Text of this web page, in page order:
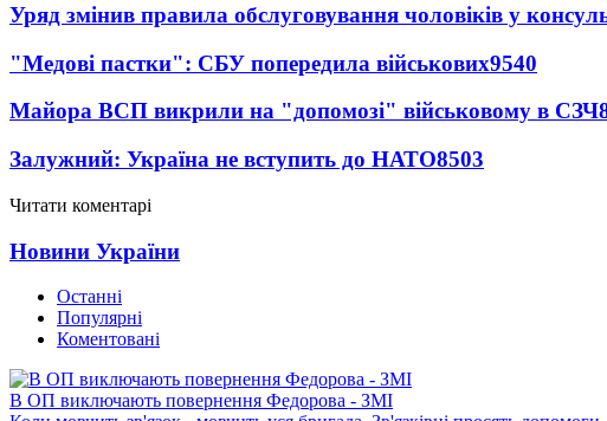
Уряд змінив правила обслуговування чоловіків у
"Медові пастки": СБУ попередила військових9540
Майора ВСП викрили на "допомозі" військовому в СЗЧ
Залужний: Україна не вступить до НАТО8503
Читати коментарі
Новини України
Останні
Популярні
Коментовані
В ОП виключають повернення Федорова - ЗМІ